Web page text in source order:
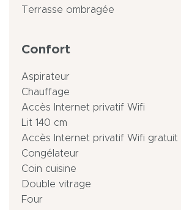
Terrasse ombragée
Confort
Aspirateur
Chauffage
Accès Internet privatif Wifi
Lit 140 cm
Accès Internet privatif Wifi gratuit
Congélateur
Coin cuisine
Double vitrage
Four